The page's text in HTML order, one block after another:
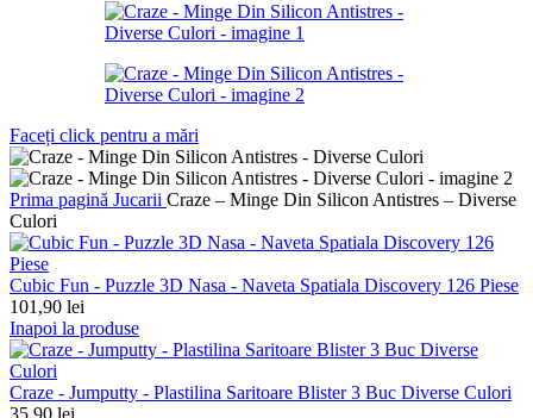
Faceți click pentru a mări
Prima pagină Jucarii Craze – Minge Din Silicon Antistres – Diverse
Culori
Cubic Fun - Puzzle 3D Nasa - Naveta Spatiala Discovery 126 Piese
101,90 lei
Inapoi la produse
Craze - Jumputty - Plastilina Saritoare Blister 3 Buc Diverse Culori
35,90 lei